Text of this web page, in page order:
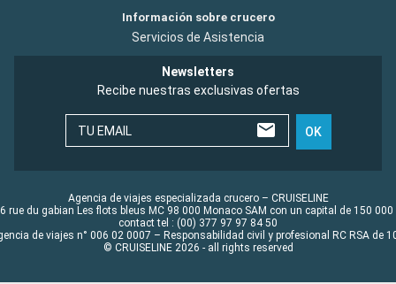
Información sobre crucero
Servicios de Asistencia
Newsletters
Recibe nuestras exclusivas ofertas
TU EMAIL OK
Agencia de viajes especializada crucero – CRUISELINE
rue du gabian Les flots bleus MC 98 000 Monaco SAM con un capital de 150 000
contact tel : (00) 377 97 97 84 50
de viajes n° 006 02 0007 – Responsabilidad civil y profesional RC RSA de
© CRUISELINE 2026 - all rights reserved